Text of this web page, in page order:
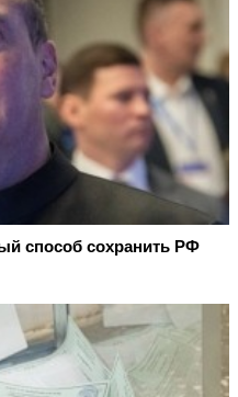
способ сохранить РФ